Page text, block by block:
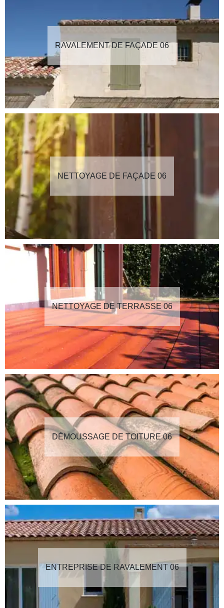
RAVALEMENT DE FAÇADE 06
NETTOYAGE DE FAÇADE 06
NETTOYAGE DE TERRASSE 06
DÉMOUSSAGE DE TOITURE 06
ENTREPRISE DE RAVALEMENT 06